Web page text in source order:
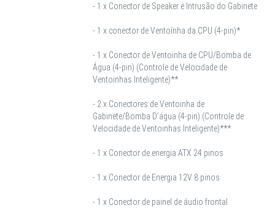
- 1 x Conector de Speaker e Intrusão do Gabinete
- 1 x conector de Ventoínha da CPU (4-pin)*
- 1 x Conector de Ventoinha de CPU/Bomba de
Água (4-pin) (Controle de Velocidade de
Ventoinhas Inteligente)**
- 2 x Conectores de Ventoinha de
Gabinete/Bomba D’água (4-pin) (Controle de
Velocidade de Ventoinhas Inteligente)***
- 1 x Conector de energia ATX 24 pinos
- 1 x Conector de Energia 12V 8 pinos
- 1 x Conector de painel de áudio frontal